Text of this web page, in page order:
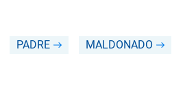
PADRE MALDONADO